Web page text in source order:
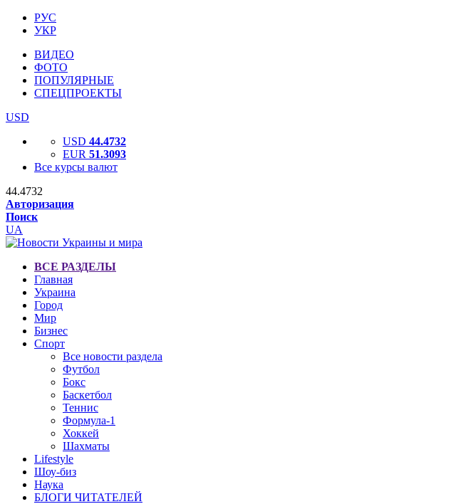
РУС
УКР
ВИДЕО
ФОТО
ПОПУЛЯРНЫЕ
СПЕЦПРОЕКТЫ
USD
USD 44.4732
EUR 51.3093
Все курсы валют
44.4732
Авторизация
Поиск
UA
ВСЕ РАЗДЕЛЫ
Главная
Украина
Город
Мир
Бизнес
Спорт
Все новости раздела
Футбол
Бокс
Баскетбол
Теннис
Формула-1
Хоккей
Шахматы
Lifestyle
Шоу-биз
Наука
БЛОГИ ЧИТАТЕЛЕЙ